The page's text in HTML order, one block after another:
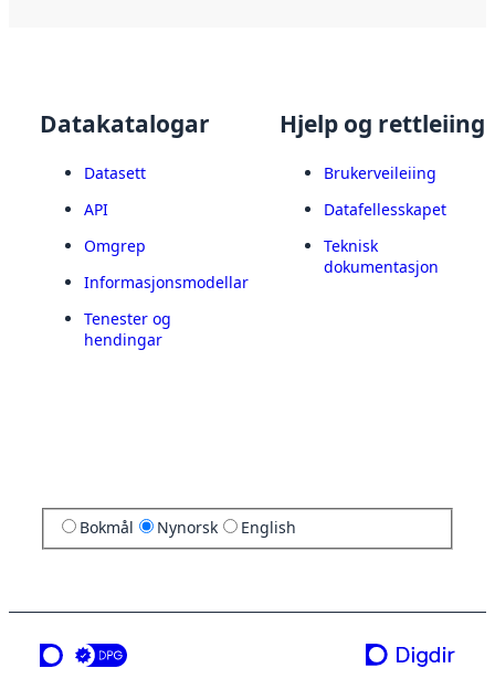
Datakatalogar
Datasett
API
Omgrep
Informasjonsmodellar
Tenester og
hendingar
Hjelp og rettleiing
Brukerveileiing
Datafellesskapet
Teknisk
dokumentasjon
Bokmål Nynorsk English